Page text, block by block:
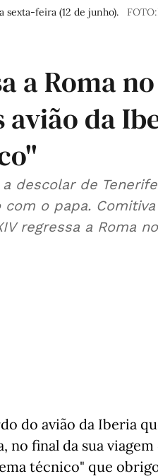
sexta-feira (12 de junho).
a Roma
avião da
descolar de
o papa.
regressa a Roma
do avião da Iberia
final da sua viagem
técnico" que